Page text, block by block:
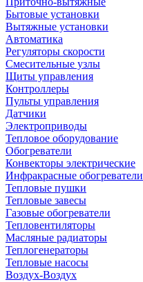
Бытовые установки
Вытяжные установки
Автоматика
Регуляторы скорости
Смесительные узлы
Щиты управления
Контроллеры
Пульты управления
Датчики
Электроприводы
Тепловое оборудование
Обогреватели
Конвекторы электрические
Инфракрасные обогреватели
Тепловые пушки
Тепловые завесы
Газовые обогреватели
Тепловентиляторы
Масляные радиаторы
Теплогенераторы
Тепловые насосы
Воздух-Воздух